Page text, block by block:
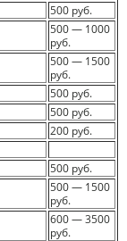
500 руб.
500 — 1000
руб.
500 — 1500
руб.
500 руб.
500 руб.
200 руб.
500 руб.
500 — 1500
руб.
600 — 3500
руб.